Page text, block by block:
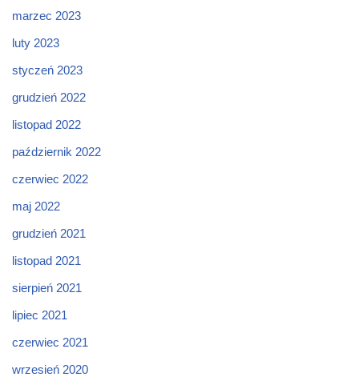
marzec 2023
luty 2023
styczeń 2023
grudzień 2022
listopad 2022
październik 2022
czerwiec 2022
maj 2022
grudzień 2021
listopad 2021
sierpień 2021
lipiec 2021
czerwiec 2021
wrzesień 2020